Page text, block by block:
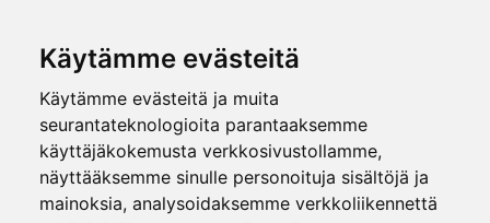
Käytämme evästeitä
Käytämme evästeitä ja muita
seurantateknologioita parantaaksemme
käyttäjäkokemusta verkkosivustollamme,
näyttääksemme sinulle personoituja sisältöjä ja
mainoksia, analysoidaksemme verkkoliikennettä